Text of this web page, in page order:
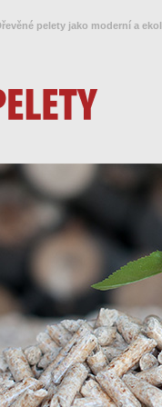
pelety jako moderní a